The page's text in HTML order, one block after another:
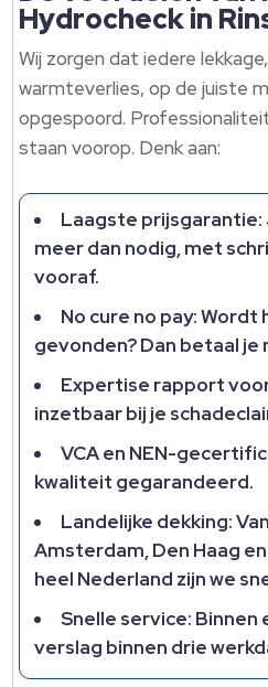
Hydrocheck in
Wij zorgen dat iedere
warmteverlies, op de juiste
opgespoord.​
staan voorop.​ Denk aan:
Laagste
meer dan nodig, met
vooraf.​
No cure no pay: Wordt
gevonden? Dan betaal je
Expertise rapport
inzetbaar bij je
VCA en NEN-
kwaliteit gegarandeerd.​
Landelijke dekking:
Amsterdam, Den Haag
heel Nederland zijn we
Snelle service: Binnen
verslag binnen drie